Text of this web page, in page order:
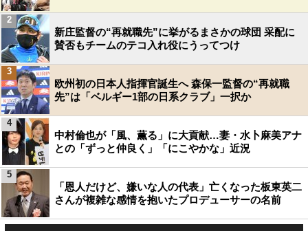
新庄監督の“再就職先”に挙がるまさかの球団 采配に
賛否もチームのテコ入れ役にうってつけ
2
欧州初の日本人指揮官誕生へ 森保一監督の“再就職
先”は「ベルギー1部の日系クラブ」一択か
3
中村倫也が「風、薫る」に大貢献…妻・水卜麻美アナ
との「ずっと仲良く」「にこやかな」近況
4
「恩人だけど、嫌いな人の代表」亡くなった板東英二
さんが複雑な感情を抱いたプロデューサーの名前
5